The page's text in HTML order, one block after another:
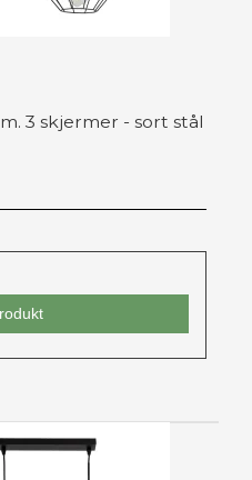
3 skjermer - sort stål